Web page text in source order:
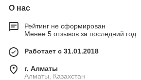
О нас
Рейтинг не сформирован
Менее 5 отзывов за последний год
Работает с 31.01.2018
г. Алматы
Алматы, Казахстан